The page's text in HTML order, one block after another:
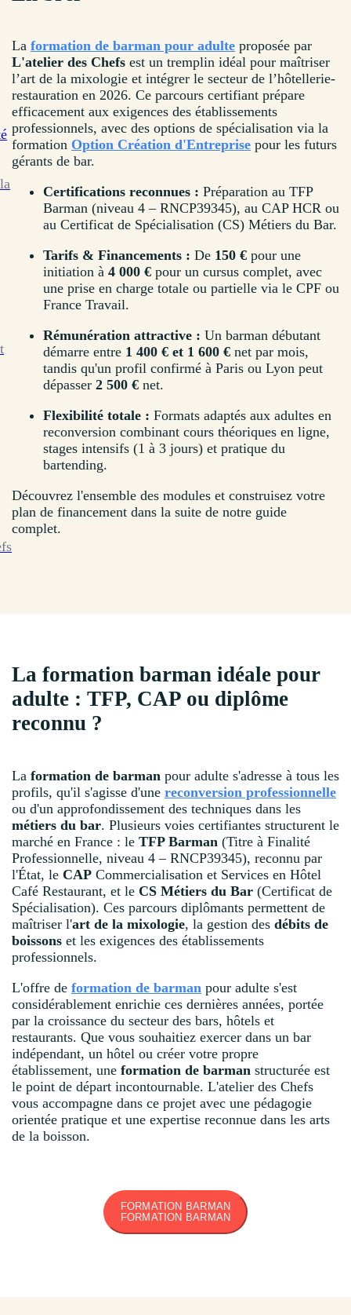
La formation de barman pour adulte proposée par
L'atelier des Chefs est un tremplin idéal pour maîtriser
l’art de la mixologie et intégrer le secteur de l’hôtellerie-
restauration en 2026. Ce parcours certifiant prépare
efficacement aux exigences des établissements
professionnels, avec des options de spécialisation via la
formation Option Création d'Entreprise pour les futurs
gérants de bar.
Certifications reconnues : Préparation au TFP
Barman (niveau 4 – RNCP39345), au CAP HCR ou
au Certificat de Spécialisation (CS) Métiers du Bar.
Tarifs & Financements : De 150 € pour une
initiation à 4 000 € pour un cursus complet, avec
une prise en charge totale ou partielle via le CPF ou
France Travail.
Rémunération attractive : Un barman débutant
démarre entre 1 400 € et 1 600 € net par mois,
tandis qu'un profil confirmé à Paris ou Lyon peut
dépasser 2 500 € net.
Flexibilité totale : Formats adaptés aux adultes en
reconversion combinant cours théoriques en ligne,
stages intensifs (1 à 3 jours) et pratique du
bartending.
Découvrez l'ensemble des modules et construisez votre
plan de financement dans la suite de notre guide
complet.
La formation barman idéale pour
adulte : TFP, CAP ou diplôme
reconnu ?
La formation de barman pour adulte s'adresse à tous les
profils, qu'il s'agisse d'une reconversion professionnelle
ou d'un approfondissement des techniques dans les
métiers du bar. Plusieurs voies certifiantes structurent le
marché en France : le TFP Barman (Titre à Finalité
Professionnelle, niveau 4 – RNCP39345), reconnu par
l'État, le CAP Commercialisation et Services en Hôtel
Café Restaurant, et le CS Métiers du Bar (Certificat de
Spécialisation). Ces parcours diplômants permettent de
maîtriser l'art de la mixologie, la gestion des débits de
boissons et les exigences des établissements
professionnels.
L'offre de formation de barman pour adulte s'est
considérablement enrichie ces dernières années, portée
par la croissance du secteur des bars, hôtels et
restaurants. Que vous souhaitiez exercer dans un bar
indépendant, un hôtel ou créer votre propre
établissement, une formation de barman structurée est
le point de départ incontournable. L'atelier des Chefs
vous accompagne dans ce projet avec une pédagogie
orientée pratique et une expertise reconnue dans les arts
de la boisson.
FORMATION BARMAN
FORMATION BARMAN